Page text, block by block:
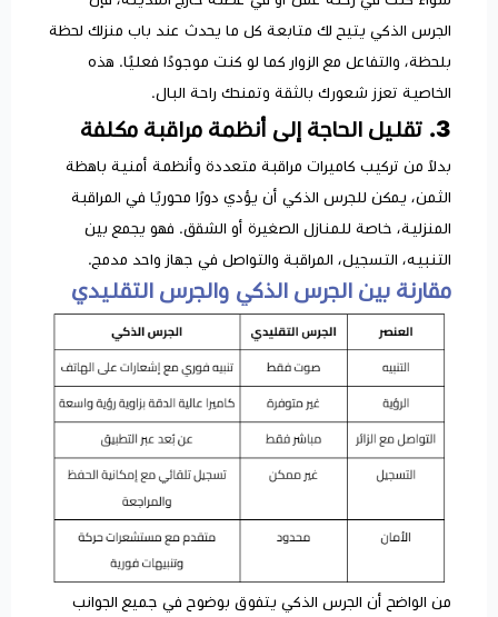
الجرس الذكي يتيح لك متابعة كل ما يحدث عند باب منزلك لحظة
بلحظة، والتفاعل مع الزوار كما لو كنت موجودًا فعليًا. هذه
الخاصية تعزز شعورك بالثقة وتمنحك راحة البال.
3. تقليل الحاجة إلى أنظمة مراقبة مكلفة
بدلاً من تركيب كاميرات مراقبة متعددة وأنظمة أمنية باهظة
الثمن، يمكن للجرس الذكي أن يؤدي دورًا محوريًا في المراقبة
المنزلية، خاصة للمنازل الصغيرة أو الشقق. فهو يجمع بين
التنبيه، التسجيل، المراقبة والتواصل في جهاز واحد مدمج.
مقارنة بين الجرس الذكي والجرس التقليدي
من الواضح أن الجرس الذكي يتفوق بوضوح في جميع الجوانب